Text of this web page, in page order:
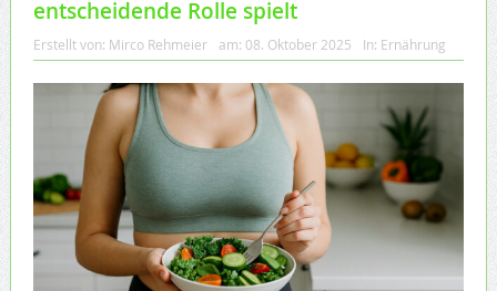
entscheidende Rolle spielt
Erstellt von: Mirco Rehmeier am: 08. Oktober 2025 In: Ernährung